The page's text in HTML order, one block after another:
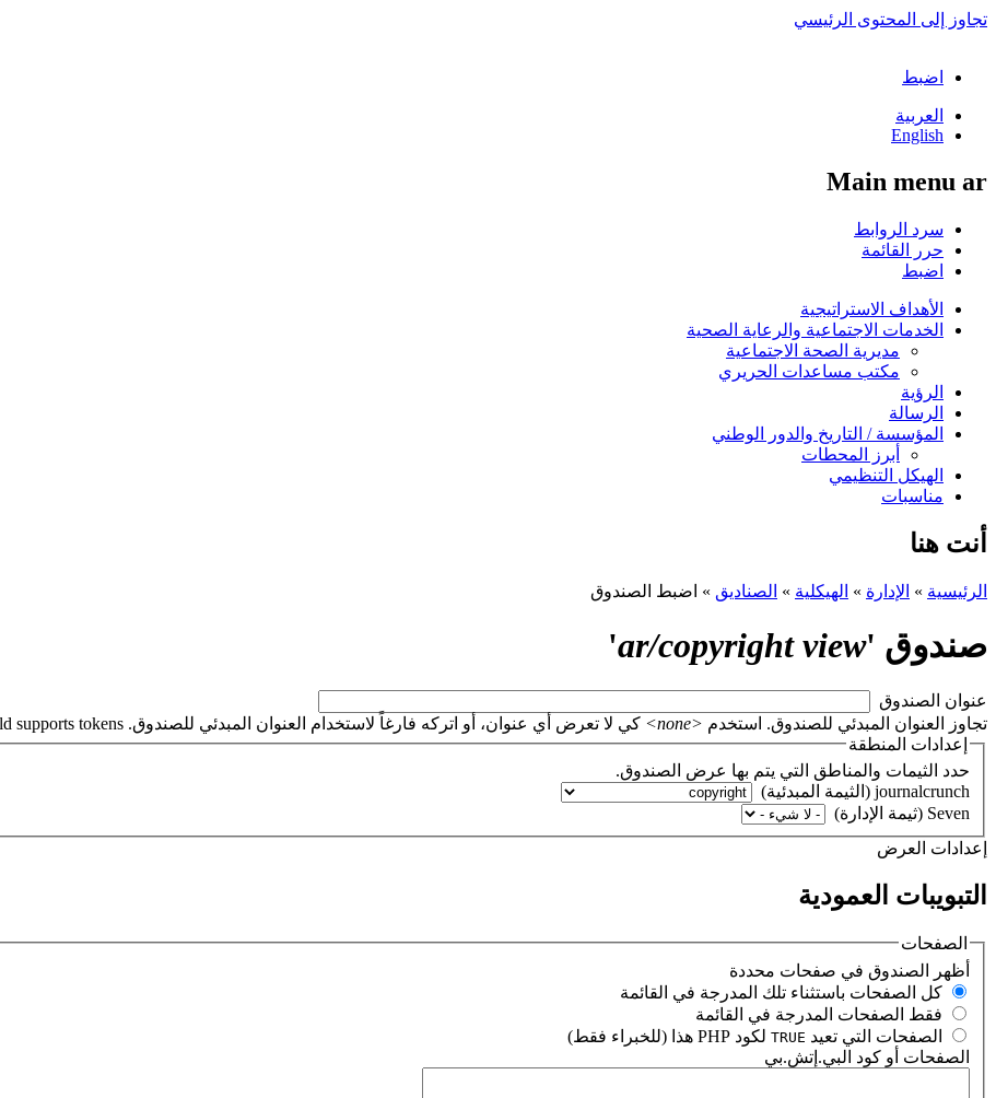
تجاوز إلى المحتوى الرئيسي
اضبط
العربية
English
Main menu ar
سرد الروابط
حرر القائمة
اضبط
الأهداف الاستراتيجية
الخدمات الاجتماعية والرعاية الصحية
مديرية الصحة الاجتماعية
مكتب مساعدات الحريري
الرؤية
الرسالة
المؤسسة / التاريخ والدور الوطني
أبرز المحطات
الهيكل التنظيمي
مناسبات
أنت هنا
الرئيسية » الإدارة » الهيكلية » الصناديق » اضبط الصندوق
صندوق 'ar/copyright view
'
‏عنوان الصندوق ‏
تجاوز العنوان المبدئي للصندوق. استخدم <none>
كي لا تعرض أي عنوان، أو اتركه فارغاً لاستخدام العنوان المبدئي للصندوق. This field supports tokens.
إعدادات المنطقة
حدد الثيمات والمناطق التي يتم بها عرض الصندوق.
‏إعدادات العرض ‏
التبويبات العمودية
الصفحات
‏أظهر الصندوق في صفحات محددة ‏
‏كل الصفحات باستثناء تلك المدرجة في القائمة ‏
‏فقط الصفحات المدرجة في القائمة ‏
‏الصفحات التي تعيد TRUE لكود PHP هذا (للخبراء فقط) ‏
الصفحات أو كود البي.إتش.بي